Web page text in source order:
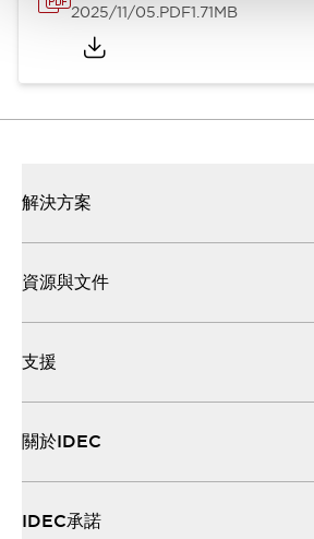
2025/11/05.PDF1.71MB
解決方案
資源與文件
支援
關於IDEC
IDEC承諾